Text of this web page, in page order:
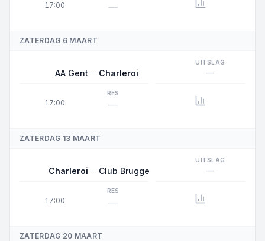
17:00 —
ZATERDAG 6 MAART
17:00
AA Gent Charleroi
UITSLAG
—
RES
—
ZATERDAG 13 MAART
17:00
Charleroi Club Brugge
UITSLAG
—
RES
—
ZATERDAG 20 MAART